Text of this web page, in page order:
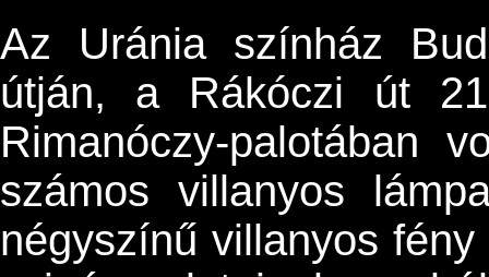
Az Uránia színház
útján, a Rákóczi út
Rimanóczy-palotában
számos villanyos
négyszínű villanyos